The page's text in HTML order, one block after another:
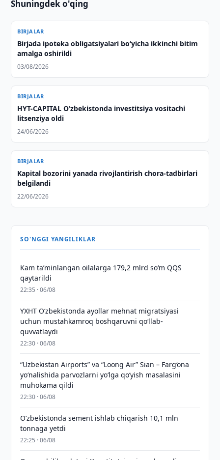
Shuningdek o'qing
BIRJALAR
Birjada ipoteka obligatsiyalari bo‘yicha ikkinchi bitim
amalga oshirildi
03/08/2026
BIRJALAR
HYT-CAPITAL O‘zbekistonda investitsiya vositachi
litsenziya oldi
24/06/2026
BIRJALAR
Kapital bozorini yanada rivojlantirish chora-tadbirlari
belgilandi
22/06/2026
SO'NGGI YANGILIKLAR
Kam taʼminlangan oilalarga 179,2 mlrd so‘m QQS
qaytarildi
22:35 · 06/08
YXHT O‘zbekistonda ayollar mehnat migratsiyasi
uchun mustahkamroq boshqaruvni qo‘llab-
quvvatlaydi
22:30 · 06/08
“Uzbekistan Airports” va “Loong Air” Sian – Farg‘ona
yo‘nalishida parvozlarni yo‘lga qo‘yish masalasini
muhokama qildi
22:30 · 06/08
O‘zbekistonda sement ishlab chiqarish 10,1 mln
tonnaga yetdi
22:25 · 06/08